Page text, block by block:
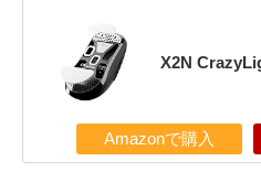
X2N
Amazonで購入